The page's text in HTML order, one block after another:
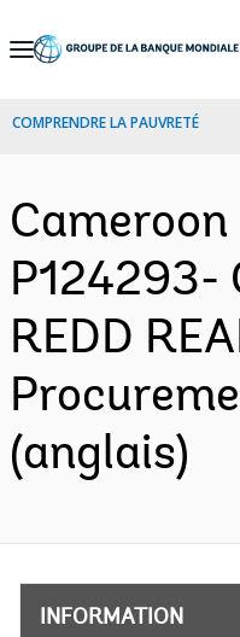
Skip
Navigation
COMPRENDRE LA PAUVRETÉ
Cameroon
P124293-
REDD
(anglais)
INFORMATION